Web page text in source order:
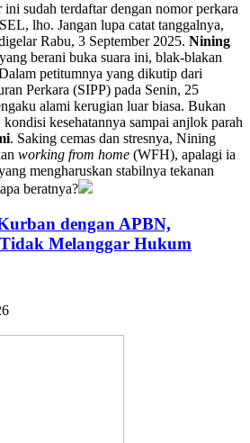
sudah terdaftar dengan nomor perkara
lho. Jangan lupa catat tanggalnya,
Rabu, 3 September 2025. Nining
yang berani buka suara ini, blak-blakan
petitumnya yang dikutip dari
Perkara (SIPP) pada Senin, 25
alami kerugian luar biasa. Bukan
kesehatannya sampai anjlok parah
. Saking cemas dan stresnya, Nining
working from home (WFH), apalagi ia
mengharuskan stabilnya tekanan
beratnya?
dengan APBN,
Melanggar Hukum